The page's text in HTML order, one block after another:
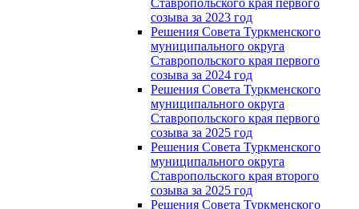
созыва за 2023 год
Решения Совета Туркменского
муниципального округа
Ставропольского края первого
созыва за 2024 год
Решения Совета Туркменского
муниципального округа
Ставропольского края первого
созыва за 2025 год
Решения Совета Туркменского
муниципального округа
Ставропольского края второго
созыва за 2025 год
Решения Совета Туркменского